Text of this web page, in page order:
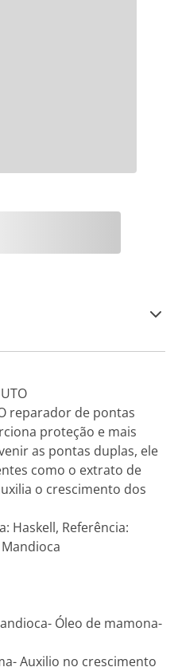
reparador de pontas
proteção e mais
as pontas duplas, ele
como o extrato de
o crescimento dos
Haskell, Referência:
Mandioca
Óleo de mamona-
Auxilio no crescimento